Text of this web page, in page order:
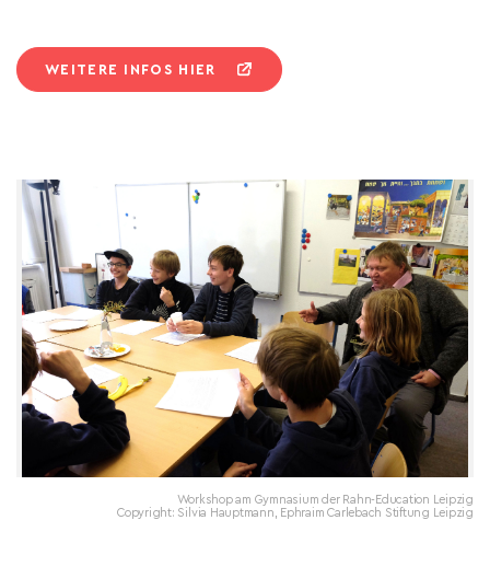
WEITERE INFOS HIER
Workshop am Gymnasium der Rahn-Education Leipzig
Copyright: Silvia Hauptmann, Ephraim Carlebach Stiftung Leipzig